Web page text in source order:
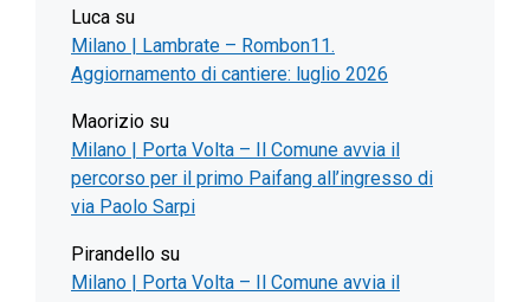
Luca su
Milano | Lambrate – Rombon11.
Aggiornamento di cantiere: luglio 2026
Maorizio su
Milano | Porta Volta – Il Comune avvia il
percorso per il primo Paifang all’ingresso di
via Paolo Sarpi
Pirandello su
Milano | Porta Volta – Il Comune avvia il